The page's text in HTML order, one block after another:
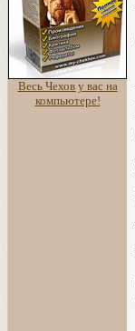
Весь Чехов у вас на
компьютере!